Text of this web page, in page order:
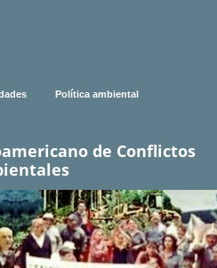
Política ambiental
de Conflictos